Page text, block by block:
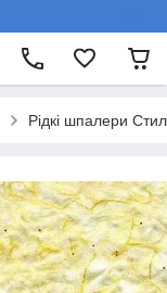
Рідкі шпалери